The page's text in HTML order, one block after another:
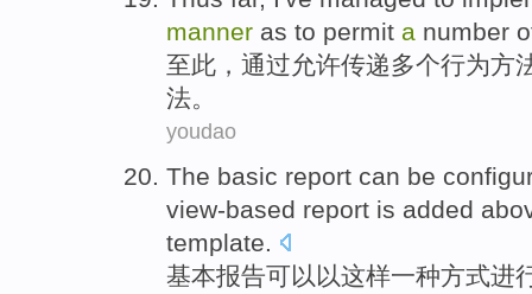
manner as to permit a number
至此 ， 通过允许传递多个行为方
法。
youdao
The basic report can be
view-based report is added
template.
基本报告可以 以这样一种方式进